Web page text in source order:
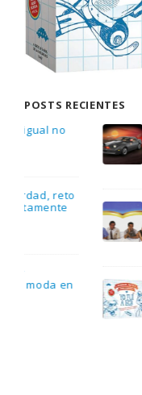
POSTS RECIENTES
Gana una
que
fantástico
18 noviembre,
FlixOlé
comedias
18 noviembre,
Llega el
Verdad,
preguntas
17 noviembre,